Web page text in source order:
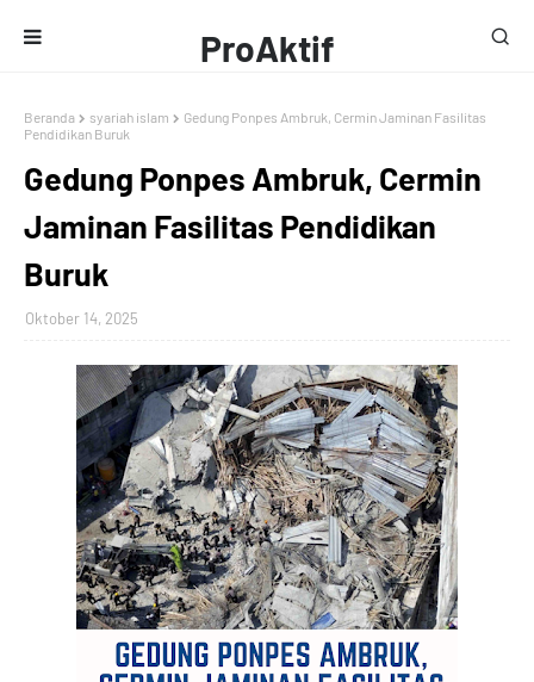
ProAktif
Media
Beranda syariah islam
Gedung Ponpes Ambruk, Cermin Jaminan Fasilitas
Pendidikan Buruk
Gedung Ponpes Ambruk, Cermin
Jaminan Fasilitas Pendidikan
Buruk
Oktober 14, 2025